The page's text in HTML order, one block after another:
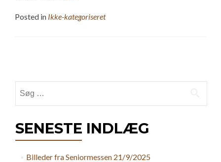
Posted in Ikke-kategoriseret
navigation
efter:
SENESTE INDLÆG
Billeder fra Seniormessen 21/9/2025